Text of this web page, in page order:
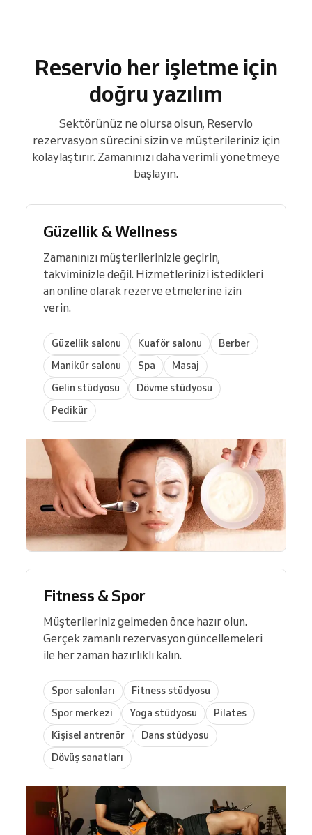
Reservio her işletme için
doğru yazılım
Sektörünüz ne olursa olsun, Reservio
rezervasyon sürecini sizin ve müşterileriniz için
kolaylaştırır. Zamanınızı daha verimli yönetmeye
başlayın.
Güzellik & Wellness
Zamanınızı müşterilerinizle geçirin,
takviminizle değil. Hizmetlerinizi istedikleri
an online olarak rezerve etmelerine izin
verin.
Güzellik salonu Kuaför salonu
Berber
Manikür salonu
Spa
Masaj
Gelin stüdyosu
Dövme stüdyosu
Pedikür
Fitness & Spor
Müşterileriniz gelmeden önce hazır olun.
Gerçek zamanlı rezervasyon güncellemeleri
ile her zaman hazırlıklı kalın.
Spor salonları
Fitness stüdyosu
Spor merkezi
Yoga stüdyosu
Pilates
Kişisel antrenör
Dans stüdyosu
Dövüş sanatları